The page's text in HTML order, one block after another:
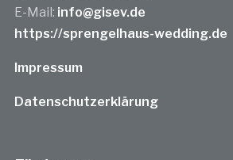
E-Mail: info@gisev.de
https://sprengelhaus-wedding.de
Impressum
Datenschutzerklärung